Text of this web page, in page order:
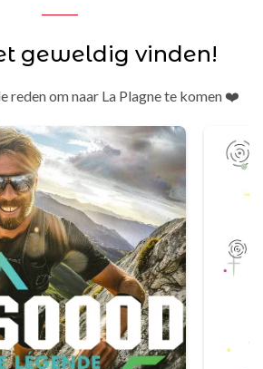
geweldig vinden!
reden om naar La Plagne te komen ❤️